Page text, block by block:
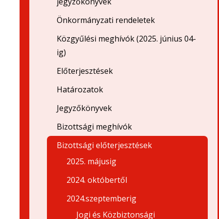
Önkormányzati rendeletek
Közgyűlési meghívók (2025. június 04-
ig)
Előterjesztések
Határozatok
Jegyzőkönyvek
Bizottsági meghívók
Bizottsági előterjesztések
2025. májusig
2024. októbertől
2024.szeptemberig
Jogi és Közbiztonsági